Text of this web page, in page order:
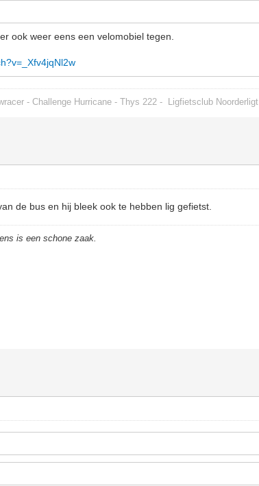
ook weer eens een velomobiel tegen.
- Challenge Hurricane - Thys 222 - Ligfietsclub Noorderligt
de bus en hij bleek ook te hebben lig gefietst.
is een schone zaak.